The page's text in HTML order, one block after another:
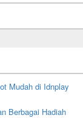
Mudah di Idnplay
Berbagai Hadiah